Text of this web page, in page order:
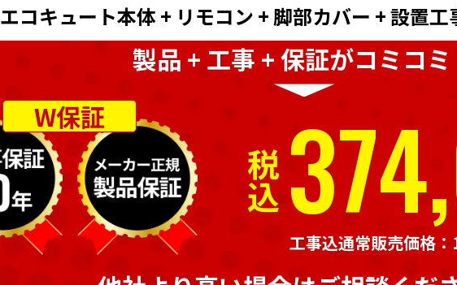
エコキュート本体 + リモコン + 脚部カバー + 設置
製品 + 工事 + 保証がコミコミ
W保証
税込
工事込通常販売価格